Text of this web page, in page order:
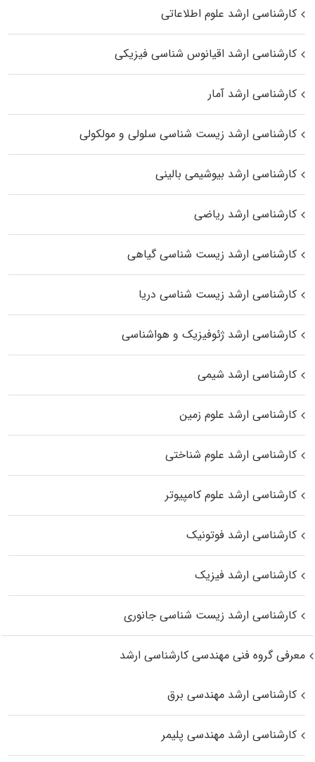
کارشناسی ارشد علوم اطلاعاتی
کارشناسی ارشد اقیانوس‌ شناسی فیزیکی
کارشناسی ارشد آمار
کارشناسی ارشد زیست شناسی سلولی و مولکولی
کارشناسی ارشد بیوشیمی بالینی
کارشناسی ارشد ریاضی
کارشناسی ارشد زیست‌ شناسی گیاهی
کارشناسی ارشد زیست‌ شناسی دریا
کارشناسی ارشد ژئوفیزیک و هواشناسی
کارشناسی ارشد شیمی
کارشناسی ارشد علوم زمین
کارشناسی ارشد علوم شناختی
کارشناسی ارشد علوم کامپیوتر
کارشناسی ارشد فوتونیک
کارشناسی ارشد فیزیک
کارشناسی ارشد زیست‌ شناسی جانوری
معرفی گروه فنی مهندسی کارشناسی ارشد
کارشناسی ارشد مهندسی برق
کارشناسی ارشد مهندسی پلیمر